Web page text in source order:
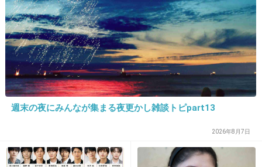
>>1
別に言われても普段と変わらないし、あっそ位の気持ちし
かしない。
+10 -12
25. 匿名 2026/06/02(火) 14:33:26
好きなもの食べて、行きたいところに行ってっ
週末の夜にみんなが集まる夜更かし雑談トピpart13
2026年8月7日